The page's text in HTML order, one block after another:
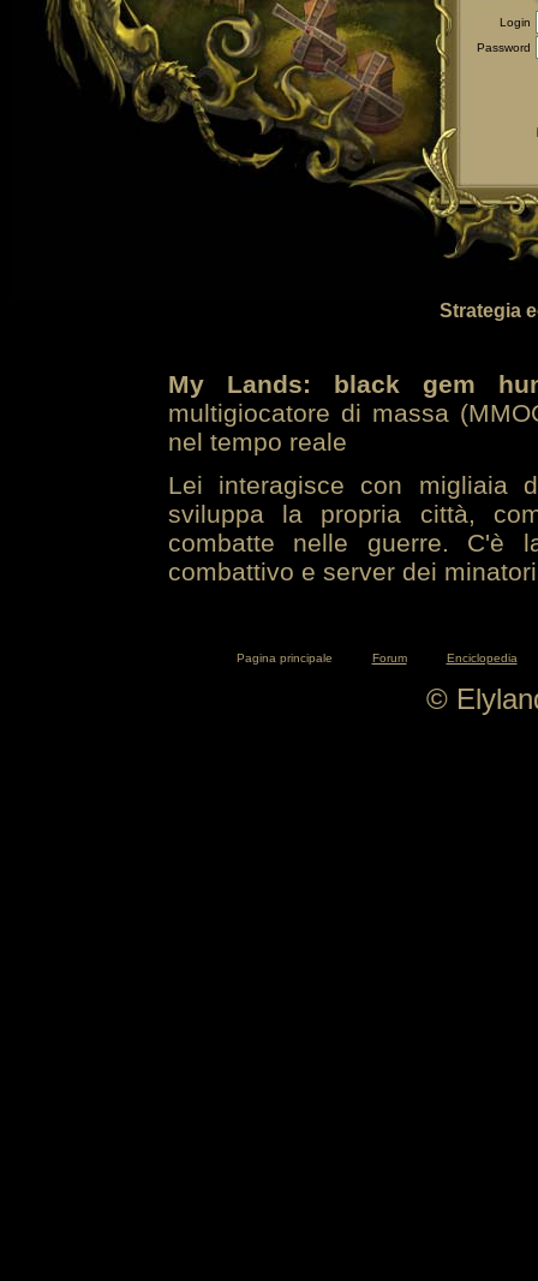
Login
Password
Strategia
My Lands: black gem
multigiocatore di massa
nel tempo reale
Lei interagisce con migliaia
sviluppa la propria città,
combatte nelle guerre. C'è
combattivo e server dei
Pagina principale Forum Enciclopedia
©